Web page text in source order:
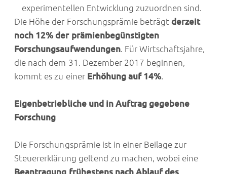
experimentellen Entwicklung zuzuordnen sind.
Die Höhe der Forschungsprämie beträgtderzeit
noch 12% der prämienbegünstigten
Forschungsaufwendungen. Für Wirtschaftsjahre,
die nach dem 31. Dezember 2017 beginnen,
kommt es zu einer Erhöhung auf 14%.
Eigenbetriebliche und in Auftrag gegebene
Forschung
Die Forschungsprämie ist in einer Beilage zur
Steuererklärung geltend zu machen, wobei eine
Beantragung frühestens nach Ablauf des